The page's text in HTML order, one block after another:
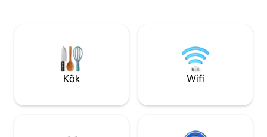
nummer och upphämtning på
flygplatsen kan ordnas. Vi ser fram emot
att vara din värd!
nöje kommer du
hemma i denna
belägna bostad. -
säkerhet/STAR –
Kök Wifi